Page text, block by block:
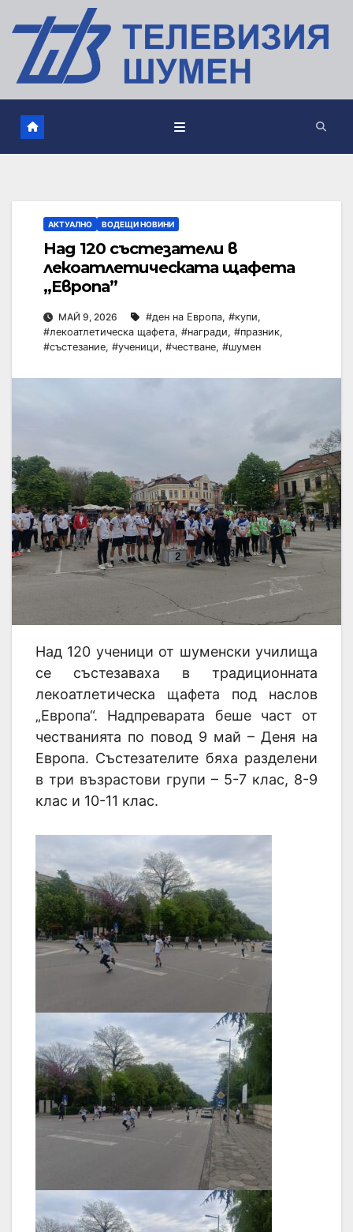
АКТУАЛНО ВОДЕЩИ НОВИНИ
Над 120 състезатели в
лекоатлетическата щафета
„Европа”
МАЙ 9, 2026 #ден на Европа, #купи,
#лекоатлетическа щафета, #награди, #празник,
#състезание, #ученици, #честване, #шумен
Над 120 ученици от шуменски училища
се състезаваха в традиционната
лекоатлетическа щафета под наслов
„Европа“. Надпреварата беше част от
честванията по повод 9 май – Деня на
Европа. Състезателите бяха разделени
в три възрастови групи – 5-7 клас, 8-9
клас и 10-11 клас.